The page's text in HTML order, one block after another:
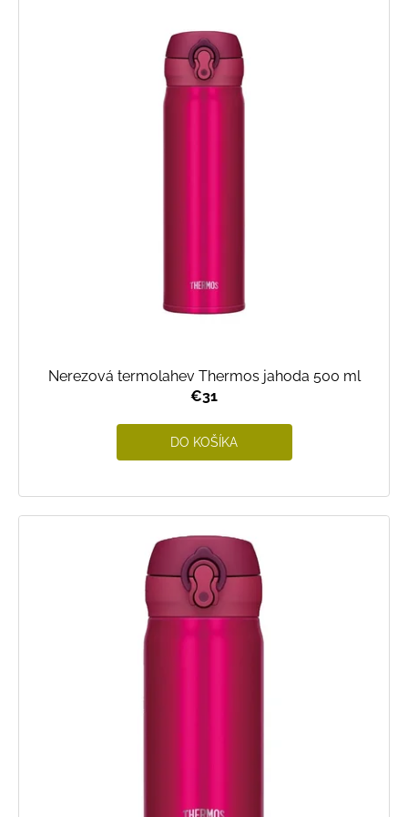
Nerezová termolahev Thermos jahoda 500 ml
€31
DO KOŠÍKA